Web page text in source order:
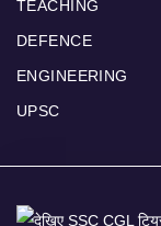
TEACHING
DEFENCE
ENGINEERING
UPSC